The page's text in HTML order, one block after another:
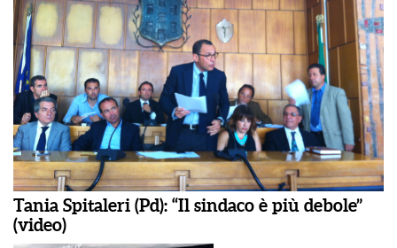
Tania Spitaleri (Pd): “Il sindaco è più debole”
(video)